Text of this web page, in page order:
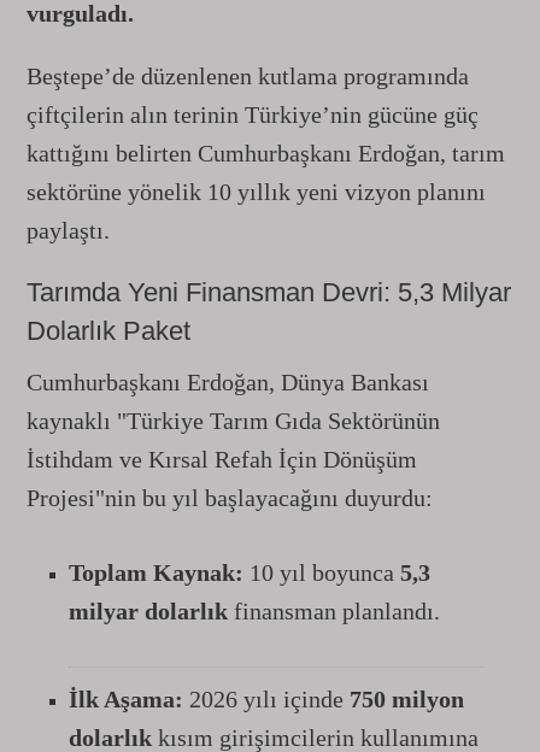
vurguladı.
Beştepe’de düzenlenen kutlama programında
çiftçilerin alın terinin Türkiye’nin gücüne güç
kattığını belirten Cumhurbaşkanı Erdoğan, tarım
sektörüne yönelik 10 yıllık yeni vizyon planını
paylaştı.
Tarımda Yeni Finansman Devri: 5,3 Milyar
Dolarlık Paket
Cumhurbaşkanı Erdoğan, Dünya Bankası
kaynaklı "Türkiye Tarım Gıda Sektörünün
İstihdam ve Kırsal Refah İçin Dönüşüm
Projesi"nin bu yıl başlayacağını duyurdu:
Toplam Kaynak: 10 yıl boyunca 5,3
milyar dolarlık finansman planlandı.
İlk Aşama: 2026 yılı içinde 750 milyon
dolarlık kısım girişimcilerin kullanımına